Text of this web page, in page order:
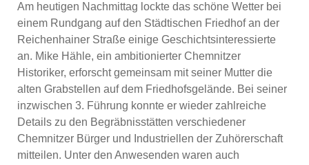
Am heutigen Nachmittag lockte das schöne Wetter bei
einem Rundgang auf den Städtischen Friedhof an der
Reichenhainer Straße einige Geschichtsinteressierte
an. Mike Hähle, ein ambitionierter Chemnitzer
Historiker, erforscht gemeinsam mit seiner Mutter die
alten Grabstellen auf dem Friedhofsgelände. Bei seiner
inzwischen 3. Führung konnte er wieder zahlreiche
Details zu den Begräbnisstätten verschiedener
Chemnitzer Bürger und Industriellen der Zuhörerschaft
mitteilen. Unter den Anwesenden waren auch